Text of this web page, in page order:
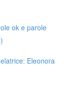
ok e parole
Eleonora